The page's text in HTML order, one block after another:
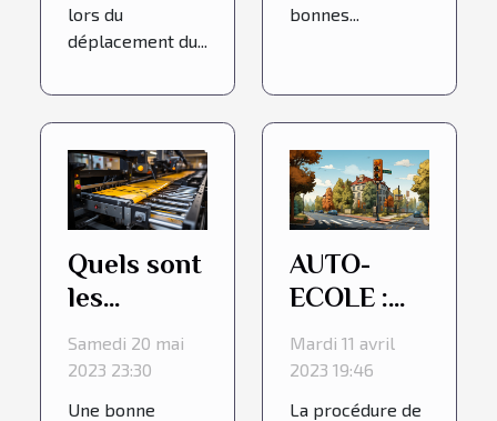
lors du
déplacement du...
bonnes...
Quels sont
les
avantages
d’un Auto
Blipper ?
Samedi 20 mai
2023 23:30
Une bonne
AUTO-
ECOLE :
Conduire
en France
Mardi 11 avril
2023 19:46
La procédure de